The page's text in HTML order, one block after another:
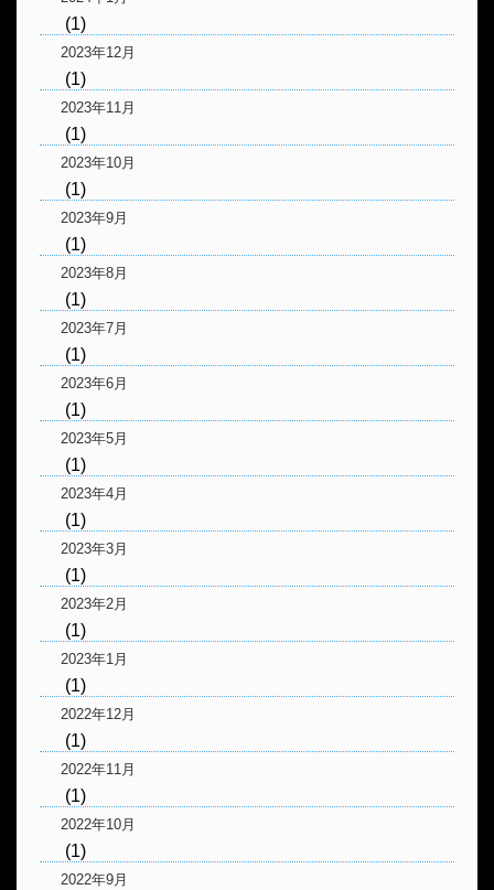
(1)
2023年12月
(1)
2023年11月
(1)
2023年10月
(1)
2023年9月
(1)
2023年8月
(1)
2023年7月
(1)
2023年6月
(1)
2023年5月
(1)
2023年4月
(1)
2023年3月
(1)
2023年2月
(1)
2023年1月
(1)
2022年12月
(1)
2022年11月
(1)
2022年10月
(1)
2022年9月